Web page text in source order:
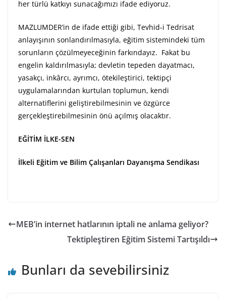
her türlü katkıyı sunacağımızı ifade ediyoruz.
MAZLUMDER’in de ifade ettiği gibi, Tevhid-i Tedrisat
anlayışının sonlandırılmasıyla, eğitim sistemindeki tüm
sorunların çözülmeyeceğinin farkındayız. Fakat bu
engelin kaldırılmasıyla; devletin tepeden dayatmacı,
yasakçı, inkârcı, ayrımcı, ötekileştirici, tektipçi
uygulamalarından kurtulan toplumun, kendi
alternatiflerini geliştirebilmesinin ve özgürce
gerçekleştirebilmesinin önü açılmış olacaktır.
EĞİTİM İLKE-SEN
İlkeli Eğitim ve Bilim Çalışanları Dayanışma Sendikası
MEB’in internet hatlarının iptali ne anlama geliyor?
Tektipleştiren Eğitim Sistemi Tartışıldı
Bunları da sevebilirsiniz